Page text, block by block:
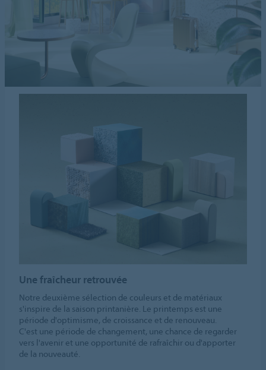
Une fraîcheur retrouvée
Notre deuxième sélection de couleurs et de matériaux
s'inspire de la saison printanière. Le printemps est une
période d'optimisme, de croissance et de renouveau.
C'est une période de changement, une chance de regarder
vers l'avenir et une opportunité de rafraîchir ou d'apporter
de la nouveauté.